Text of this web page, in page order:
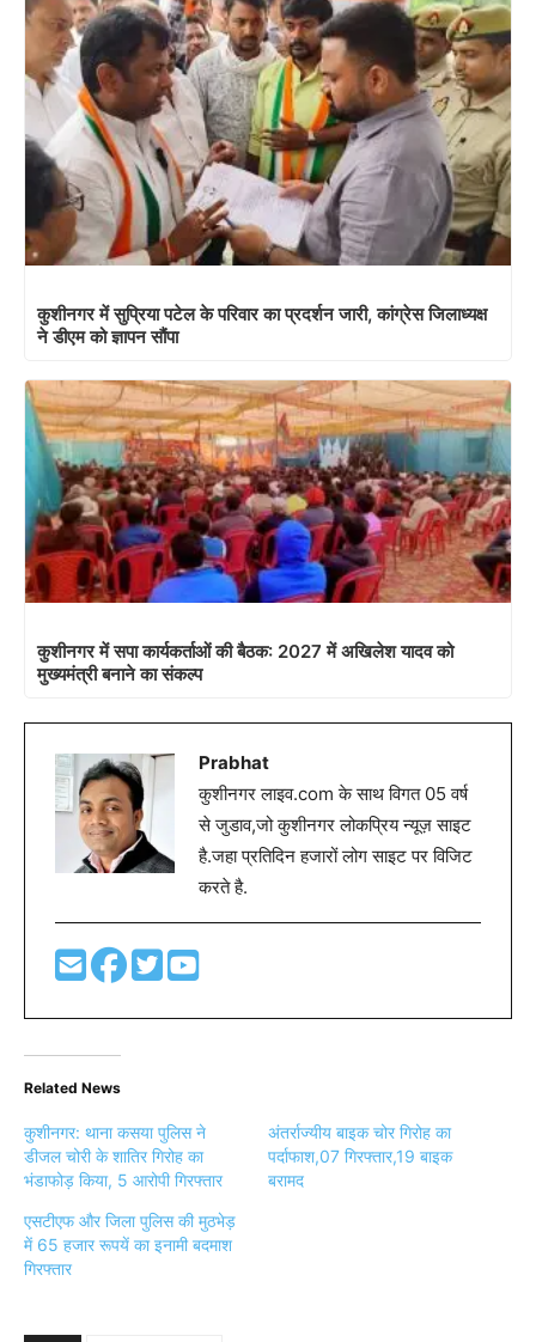
कुशीनगर में सुप्रिया पटेल के परिवार का प्रदर्शन जारी, कांग्रेस जिलाध्यक्ष
ने डीएम को ज्ञापन सौंपा
कुशीनगर में सपा कार्यकर्ताओं की बैठक: 2027 में अखिलेश यादव को
मुख्यमंत्री बनाने का संकल्प
Prabhat
कुशीनगर लाइव.com के साथ विगत 05 वर्ष
से जुडाव,जो कुशीनगर लोकप्रिय न्यूज़ साइट
है.जहा प्रतिदिन हजारों लोग साइट पर विजिट
करते है.
Related News
कुशीनगर: थाना कसया पुलिस ने
डीजल चोरी के शातिर गिरोह का
भंडाफोड़ किया, 5 आरोपी गिरफ्तार
अंतर्राज्यीय बाइक चोर गिरोह का
पर्दाफाश,07 गिरफ्तार,19 बाइक
बरामद
एसटीएफ और जिला पुलिस की मुठभेड़
में 65 हजार रूपयें का इनामी बदमाश
गिरफ्तार